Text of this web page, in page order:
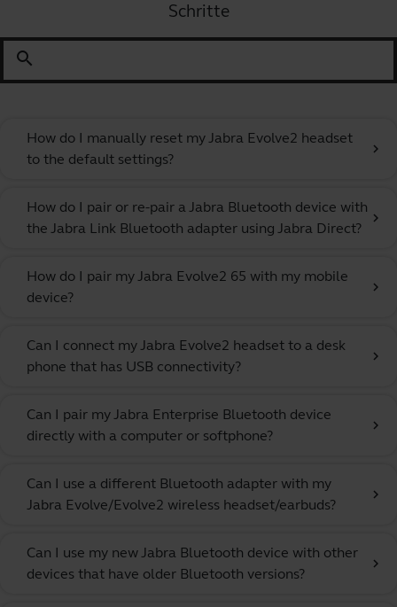
Schritte
search
How do I manually reset my Jabra Evolve2 headset
to the default settings?
chevron_right
How do I pair or re-pair a Jabra Bluetooth device with
the Jabra Link Bluetooth adapter using Jabra Direct?
chevron_right
How do I pair my Jabra Evolve2 65 with my mobile
device?
chevron_right
Can I connect my Jabra Evolve2 headset to a desk
phone that has USB connectivity?
chevron_right
Can I pair my Jabra Enterprise Bluetooth device
directly with a computer or softphone?
chevron_right
Can I use a different Bluetooth adapter with my
Jabra Evolve/Evolve2 wireless headset/earbuds?
chevron_right
Can I use my new Jabra Bluetooth device with other
devices that have older Bluetooth versions?
chevron_right